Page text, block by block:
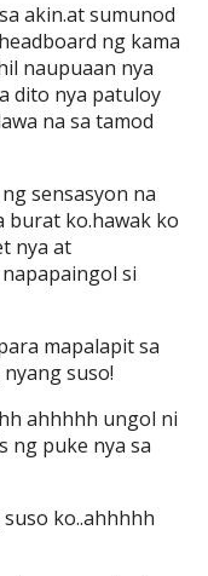
akin.at sumunod
ng kama
naupuaan nya
dito nya patuloy
na sa tamod
sensasyon na
burat ko.hawak ko
nya at
si
mapalapit sa
suso!
ahhhhh ungol ni
ng puke nya sa
ko..ahhhhh